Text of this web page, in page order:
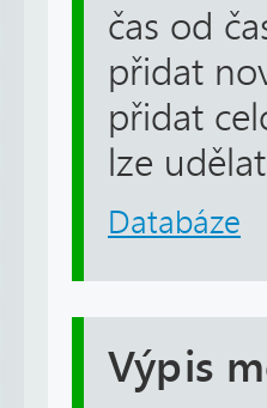
čas od
přidat
přidat
lze
Databáze
Výpis